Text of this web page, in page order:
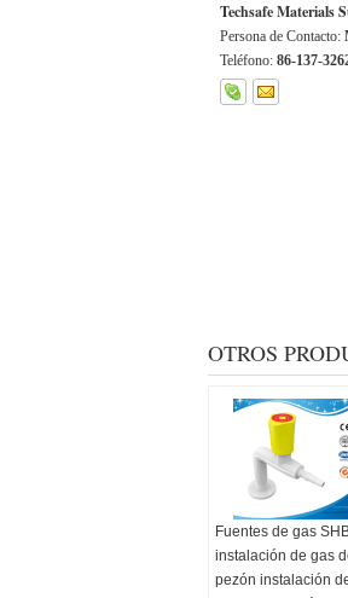
Techsafe Materials
Persona de Contacto:
Teléfono: 86-137-
OTROS
Fuentes de gas
instalación de gas
pezón instalación